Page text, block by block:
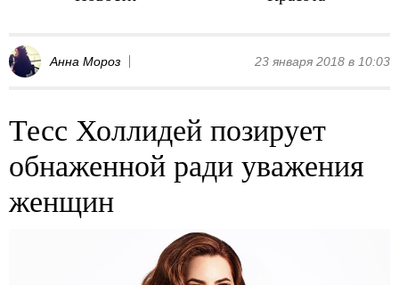
Анна Мороз 23 января 2018 в 10:03
Тесс Холлидей позирует
обнаженной ради уважения
женщин